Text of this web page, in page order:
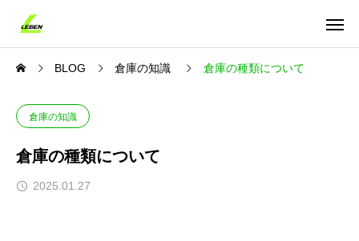
BLOG 倉庫の知識 倉庫の種類について
倉庫の知識
倉庫の種類について
2025.01.27